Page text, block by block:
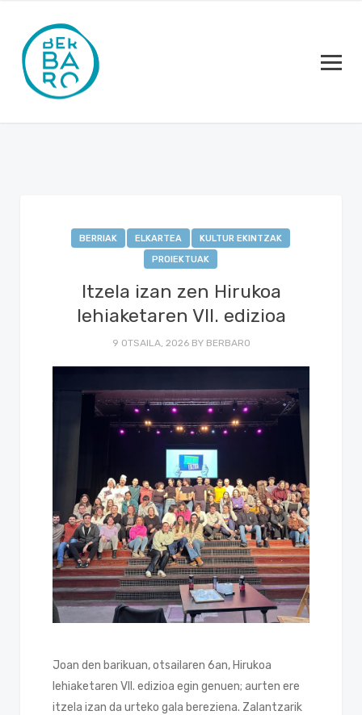
BERRIAK ELKARTEA
KULTUR EKINTZAK
PROIEKTUAK
Itzela izan zen Hirukoa
lehiaketaren VII. edizioa
9 OTSAILA, 2026 BY BERBARO
Joan den barikuan, otsailaren 6an, Hirukoa
lehiaketaren VII. edizioa egin genuen; aurten ere
itzela izan da urteko gala bereziena. Zalantzarik